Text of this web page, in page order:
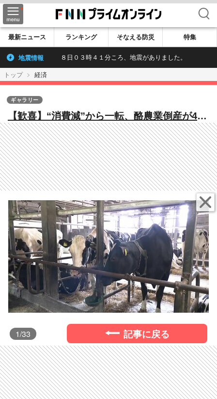
検索
最新ニュース ランキング そなえる防災 特集
地震情報 ８日０３時４１分ころ、地震がありました。
トップ 経済
【歓喜】“消費減”から一転、酪農業倒産が4年
ぶりゼロに…自社製「チーズ」も収益の助け
に 新たな悩みはエサ代・電気代・燃料費高
騰
ギャラリー
1/33 記事に戻る